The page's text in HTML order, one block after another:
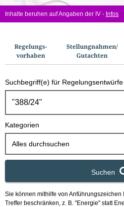
Inhalte beruhen auf Angaben der IV - Infos
u
c
h
o
Regelungs­
vorhaben
Stellungnahmen/​
Gutachten
Suchbegriff(e) für Regelungsentwürfe
Kategorien
Alles durchsuchen
Suchen
Sie können mithilfe von
Treffer beschränken, z. B. "Energie" statt